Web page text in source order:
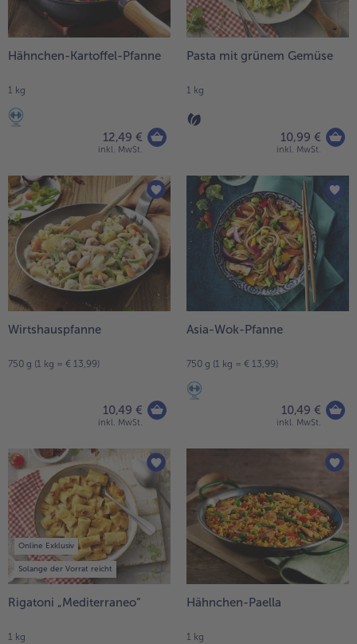
Hähnchen-Kartoffel-Pfanne
1 kg
12,49 €
inkl. MwSt.
Pasta mit grünem Gemüse
1 kg
10,99 €
inkl. MwSt.
Wirtshauspfanne
750 g (1 kg = € 13,99)
10,49 €
inkl. MwSt.
Asia-Wok-Pfanne
750 g (1 kg = € 13,99)
10,49 €
inkl. MwSt.
Online Exklusiv
Solange der Vorrat reicht
Rigatoni „Mediterraneo“
1 kg
Hähnchen-Paella
1 kg